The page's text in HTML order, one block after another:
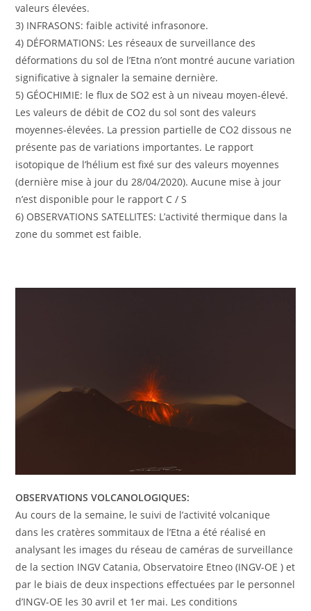
valeurs élevées.
3) INFRASONS: faible activité infrasonore.
4) DÉFORMATIONS: Les réseaux de surveillance des
déformations du sol de l’Etna n’ont montré aucune variation
significative à signaler la semaine dernière.
5) GÉOCHIMIE: le flux de SO2 est à un niveau moyen-élevé.
Les valeurs de débit de CO2 du sol sont des valeurs
moyennes-élevées. La pression partielle de CO2 dissous ne
présente pas de variations importantes. Le rapport
isotopique de l’hélium est fixé sur des valeurs moyennes
(dernière mise à jour du 28/04/2020). Aucune mise à jour
n’est disponible pour le rapport C / S
6) OBSERVATIONS SATELLITES: L’activité thermique dans la
zone du sommet est faible.
OBSERVATIONS VOLCANOLOGIQUES:
Au cours de la semaine, le suivi de l’activité volcanique
dans les cratères sommitaux de l’Etna a été réalisé en
analysant les images du réseau de caméras de surveillance
de la section INGV Catania, Observatoire Etneo (INGV-OE ) et
par le biais de deux inspections effectuées par le personnel
d’INGV-OE les 30 avril et 1er mai. Les conditions